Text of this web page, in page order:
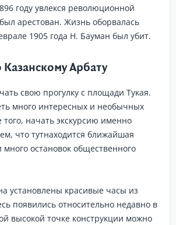
году увлекся революционной
арестован. Жизнь оборвалась
1905 года Н. Бауман был убит.
Казанскому Арбату
свою прогулку с площади Тукая.
много интересных и необычных
начать экскурсию именно
что тутнаходится ближайшая
остановок общественного
установлены красивые часы из
появились относительно недавно в
высокой точке конструкции можно